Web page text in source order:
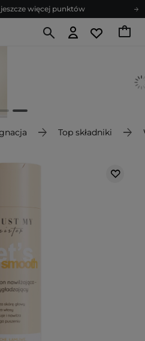
więcej punktów
pełen porad
zamówienia do 24h.
więcej punktów
pełen porad
Top składniki